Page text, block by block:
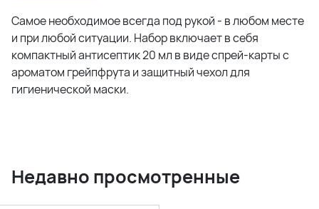
Самое необходимое всегда под рукой - в любом месте
и при любой ситуации. Набор включает в себя
компактный антисептик 20 мл в виде спрей-карты с
ароматом грейпфрута и защитный чехол для
гигиенической маски.
Недавно просмотренные